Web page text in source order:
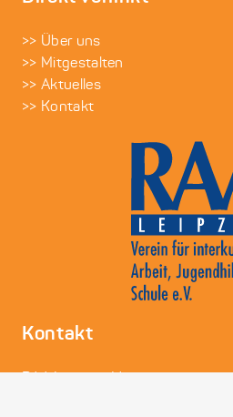
>> Über uns
>> Mitgestalten
>> Aktuelles
>> Kontakt
Kontakt